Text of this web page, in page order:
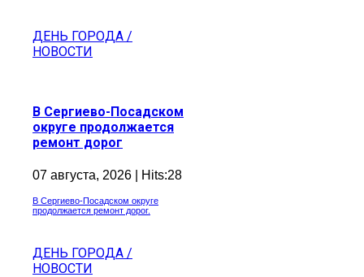
ДЕНЬ ГОРОДА /
НОВОСТИ
В Сергиево-Посадском
округе продолжается
ремонт дорог
07 августа, 2026 | Hits:28
В Сергиево-Посадском округе
продолжается ремонт дорог.
ДЕНЬ ГОРОДА /
НОВОСТИ